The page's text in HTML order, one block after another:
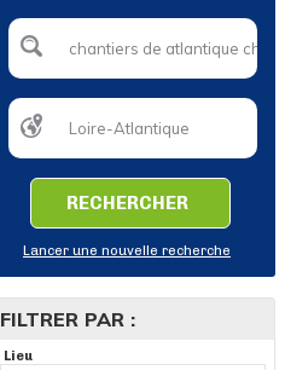
RECHERCHER
Lancer une nouvelle recherche
FILTRER PAR :
Lieu